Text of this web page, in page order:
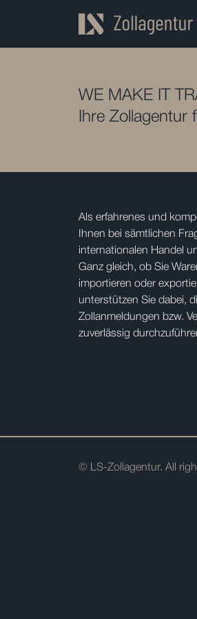
WE MAKE IT
Ihre
Als erfahrenes und
Ihnen bei sämtlichen
internationalen Handel
Ganz gleich, ob Sie
importieren oder
unterstützen Sie dabei,
Zollanmeldungen bzw.
zuverlässig
© LS-Zollagentur. All